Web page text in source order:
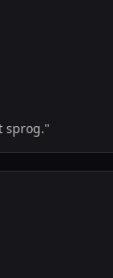
sprog."